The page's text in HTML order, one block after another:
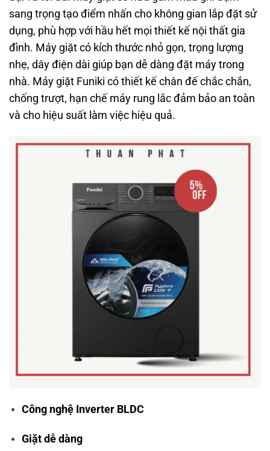
sang trọng tạo điểm nhấn cho không gian lắp đặt sử
dụng, phù hợp với hầu hết mọi thiết kế nội thất gia
đình. Máy giặt có kích thước nhỏ gọn, trọng lượng
nhẹ, dây điện dài giúp bạn dễ dàng đặt máy trong
nhà. Máy giặt Funiki có thiết kế chân đế chắc chắn,
chống trượt, hạn chế máy rung lắc đảm bảo an toàn
và cho hiệu suất làm việc hiệu quả.
Công nghệ Inverter BLDC
Giặt dễ dàng